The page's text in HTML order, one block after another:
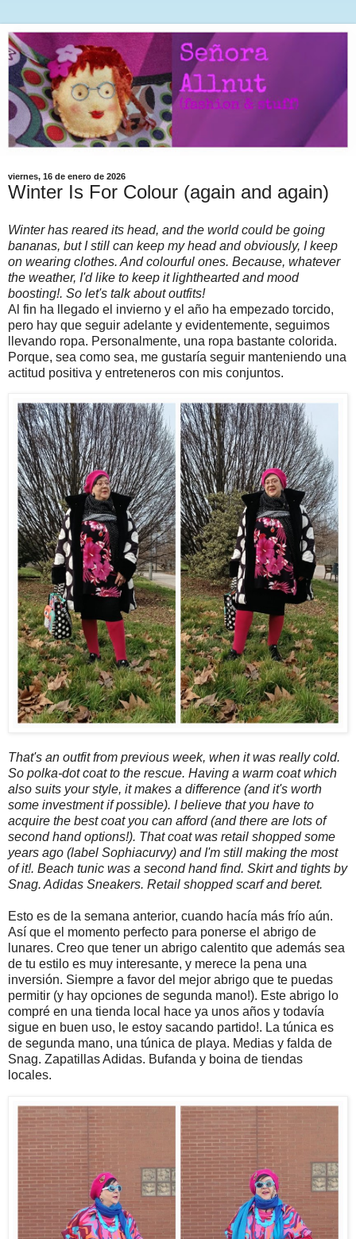
viernes, 16 de enero de 2026
Winter Is For Colour (again and again)
Winter has reared its head, and the world could be going
bananas, but I still can keep my head and obviously, I keep
on wearing clothes. And colourful ones. Because, whatever
the weather, I'd like to keep it lighthearted and mood
boosting!. So let's talk about outfits!
Al fin ha llegado el invierno y el año ha empezado torcido,
pero hay que seguir adelante y evidentemente, seguimos
llevando ropa. Personalmente, una ropa bastante colorida.
Porque, sea como sea, me gustaría seguir manteniendo una
actitud positiva y entreteneros con mis conjuntos.
That's an outfit from previous week, when it was really cold.
So polka-dot coat to the rescue. Having a warm coat which
also suits your style, it makes a difference (and it's worth
some investment if possible). I believe that you have to
acquire the best coat you can afford (and there are lots of
second hand options!). That coat was retail shopped some
years ago (label Sophiacurvy) and I'm still making the most
of it!. Beach tunic was a second hand find. Skirt and tights by
Snag. Adidas Sneakers. Retail shopped scarf and beret.
Esto es de la semana anterior, cuando hacía más frío aún.
Así que el momento perfecto para ponerse el abrigo de
lunares. Creo que tener un abrigo calentito que además sea
de tu estilo es muy interesante, y merece la pena una
inversión. Siempre a favor del mejor abrigo que te puedas
permitir (y hay opciones de segunda mano!). Este abrigo lo
compré en una tienda local hace ya unos años y todavía
sigue en buen uso, le estoy sacando partido!. La túnica es
de segunda mano, una túnica de playa. Medias y falda de
Snag. Zapatillas Adidas. Bufanda y boina de tiendas
locales.